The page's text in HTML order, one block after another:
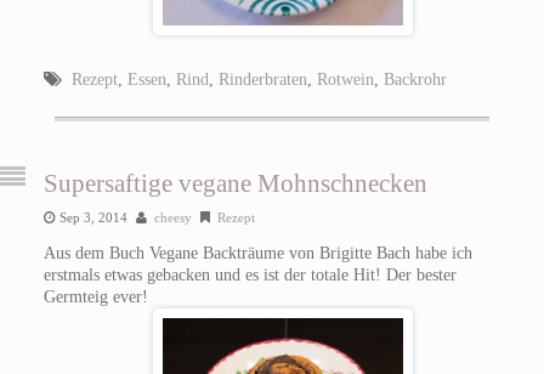
Rezept, Essen, Rind, Rinderbraten, Rotwein, Backrohr
Supersaftige vegane Mohnschnecken
Sep 3, 2014 cheesy Rezept
Aus dem Buch Vegane Backträume von Brigitte Bach habe ich
erstmals etwas gebacken und es ist der totale Hit! Der bester
Germteig ever!